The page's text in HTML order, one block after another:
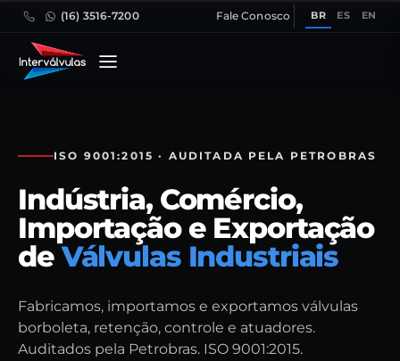
(16) 3516-7200 Fale Conosco BR ES EN
ISO 9001:2015 · AUDITADA PELA PETROBRAS
Indústria, Comércio,
Importação e Exportação
deVálvulas Industriais
Fabricamos, importamos e exportamos válvulas
borboleta, retenção, controle e atuadores.
Auditados pela Petrobras. ISO 9001:2015.